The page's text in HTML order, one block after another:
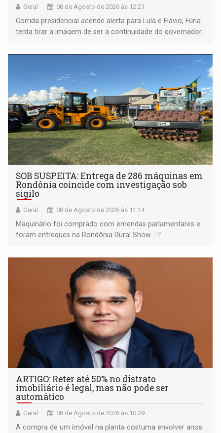
Geral 08 de Agosto de 2026 às 12:21
Corrida presidencial acende alerta para Lula e Flávio; Fúria
tenta tirar a imagem de ser a continuidade do governador
não ter entrado no modo eleição; ABAV faz evento em
SOB SUSPEITA: Entrega de 286 máquinas em
Rondônia coincide com investigação sob
sigilo
Geral 08 de Agosto de 2026 às 11:14
Maquinário foi comprado com emendas parlamentares e
foram entregues na Rondônia Rural Show
ARTIGO: Reter até 50% no distrato
imobiliário é legal, mas não pode ser
automático
Geral 08 de Agosto de 2026 às 10:39
A compra de um imóvel na planta costuma envolver anos